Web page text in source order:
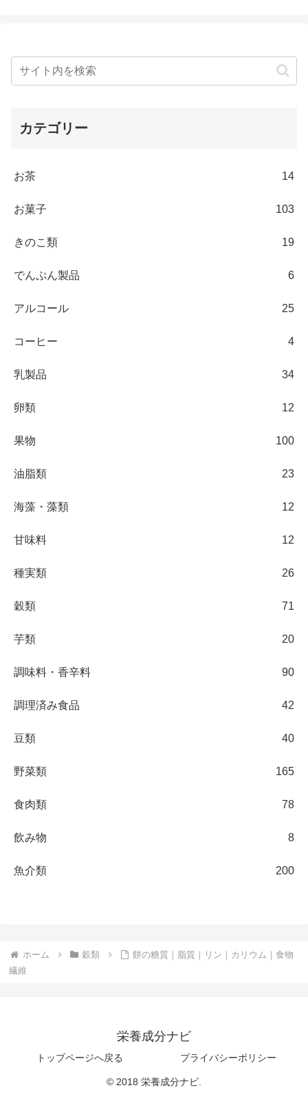
カテゴリー
お茶 14
お菓子 103
きのこ類 19
でんぷん製品 6
アルコール 25
コーヒー 4
乳製品 34
卵類 12
果物 100
油脂類 23
海藻・藻類 12
甘味料 12
種実類 26
穀類 71
芋類 20
調味料・香辛料 90
調理済み食品 42
豆類 40
野菜類 165
食肉類 78
飲み物 8
魚介類 200
ホーム 穀類
餅の糖質｜脂質｜リン｜カリウム｜食物
繊維
栄養成分ナビ
トップページへ戻る プライバシーポリシー
© 2018 栄養成分ナビ.